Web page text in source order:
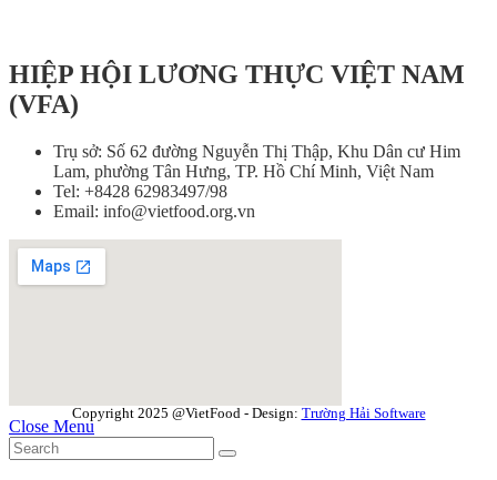
HIỆP HỘI LƯƠNG THỰC VIỆT NAM
(VFA)
Trụ sở: Số 62 đường Nguyễn Thị Thập, Khu Dân cư Him
Lam, phường Tân Hưng, TP. Hồ Chí Minh, Việt Nam
Tel: +8428 62983497/98
Email: info@vietfood.org.vn
Copyright 2025 @VietFood - Design: Trường Hải Software
Close Menu